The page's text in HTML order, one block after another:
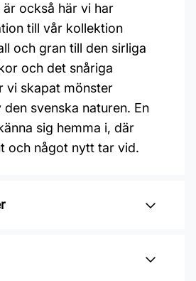
också här vi har
till vår kollektion
och gran till den sirliga
och det snåriga
vi skapat mönster
svenska naturen. En
sig hemma i, där
och något nytt tar vid.